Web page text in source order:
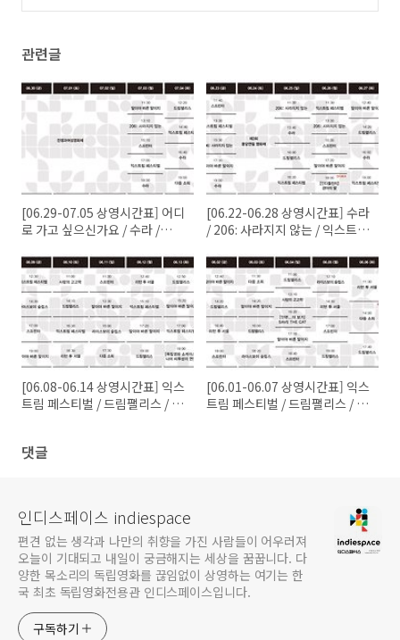
관련글
[06.29-07.05 상영시간표] 어디
로 가고 싶으신가요 / 수라 /
페스티벌 / 드림팰리스 / 스프린
터 / 말이야 바른 말이지 / 다음
소희
[06.22-06.28 상영시간표] 수라
/ 206: 사라지지 않는 / 익스트림
터 / 말이야 바른 말이지 / 다음
소희
[06.08-06.14 상영시간표] 익스
트림 페스티벌 / 드림팰리스 / 스
스 / 사랑의 고고학 / 다음 소희
[06.01-06.07 상영시간표] 익스
트림 페스티벌 / 드림팰리스 / 스
댓글
인디스페이스 indiespace
편견 없는 생각과 나만의 취향을 가진 사람들이 어우러져
오늘이 기대되고 내일이 궁금해지는 세상을 꿈꿉니다. 다
양한 목소리의 독립영화를 끊임없이 상영하는 여기는 한
국 최초 독립영화전용관 인디스페이스입니다.
구독하기